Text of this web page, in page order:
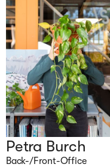
Petra Burch
Back-/Front-Office